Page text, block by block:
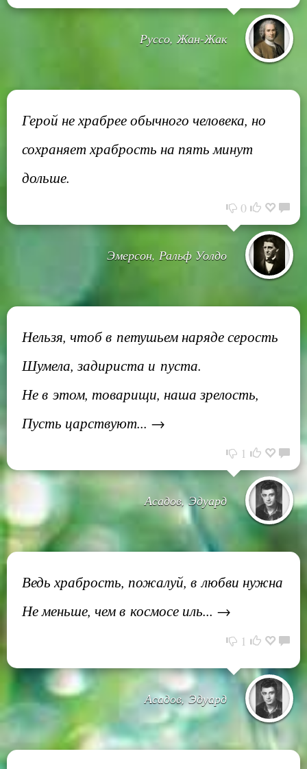
Руссо, Жан-Жак
Герой не храбрее обычного человека, но
сохраняет храбрость на пять минут
дольше.
0
Эмерсон, Ральф Уолдо
Нельзя, чтоб в петушьем наряде серость
Шумела, задириста и пуста.
Не в этом, товарищи, наша зрелость,
Пусть царствуют... →
1
Асадов, Эдуард
Ведь храбрость, пожалуй, в любви нужна
Не меньше, чем в космосе иль... →
1
Асадов, Эдуард